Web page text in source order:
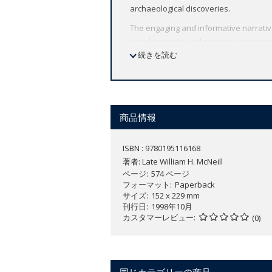
archaeological discoveries.
The engaging and informative
This new edition includes a
続きを読む
商品情報
ISBN : 9780195116168
著者: Late William H. McNeill
ページ 574 ページ
フォーマット
Paperback
サイズ 152 x 229 mm
刊行日
1998年10月
カスタマーレビュー
(0)